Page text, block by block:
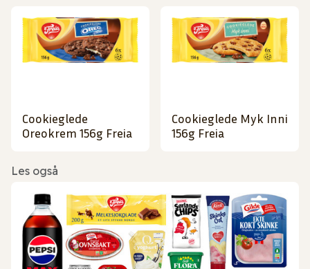
Cookieglede
Oreokrem 156g Freia
Cookieglede Myk Inni
156g Freia
Les også